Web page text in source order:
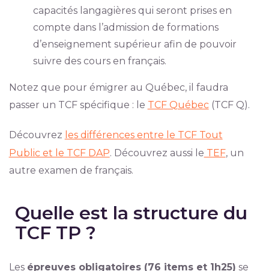
capacités langagières qui seront prises en
compte dans l’admission de formations
d’enseignement supérieur afin de pouvoir
suivre des cours en français.
Notez que pour émigrer au Québec, il faudra
passer un TCF spécifique : le TCF Québec(TCF Q).
Découvrez les différences entre le TCF Tout
Public et le TCF DAP. Découvrez aussi le TEF, un
autre examen de français.
Quelle est la structure du
TCF TP ?
Les épreuves obligatoires (76 items et 1h25) se